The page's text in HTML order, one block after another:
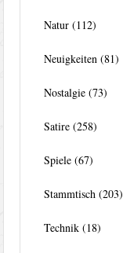
Natur (112)
Neuigkeiten (81)
Nostalgie (73)
Satire (258)
Spiele (67)
Stammtisch (203)
Technik (18)